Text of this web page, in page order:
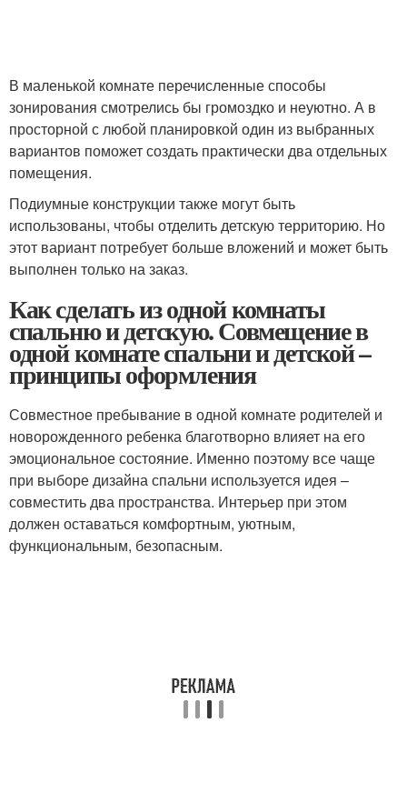
В маленькой комнате перечисленные способы
зонирования смотрелись бы громоздко и неуютно. А в
просторной с любой планировкой один из выбранных
вариантов поможет создать практически два отдельных
помещения.
Подиумные конструкции также могут быть
использованы, чтобы отделить детскую территорию. Но
этот вариант потребует больше вложений и может быть
выполнен только на заказ.
Как сделать из одной комнаты
спальню и детскую. Совмещение в
одной комнате спальни и детской –
принципы оформления
Совместное пребывание в одной комнате родителей и
новорожденного ребенка благотворно влияет на его
эмоциональное состояние. Именно поэтому все чаще
при выборе дизайна спальни используется идея –
совместить два пространства. Интерьер при этом
должен оставаться комфортным, уютным,
функциональным, безопасным.